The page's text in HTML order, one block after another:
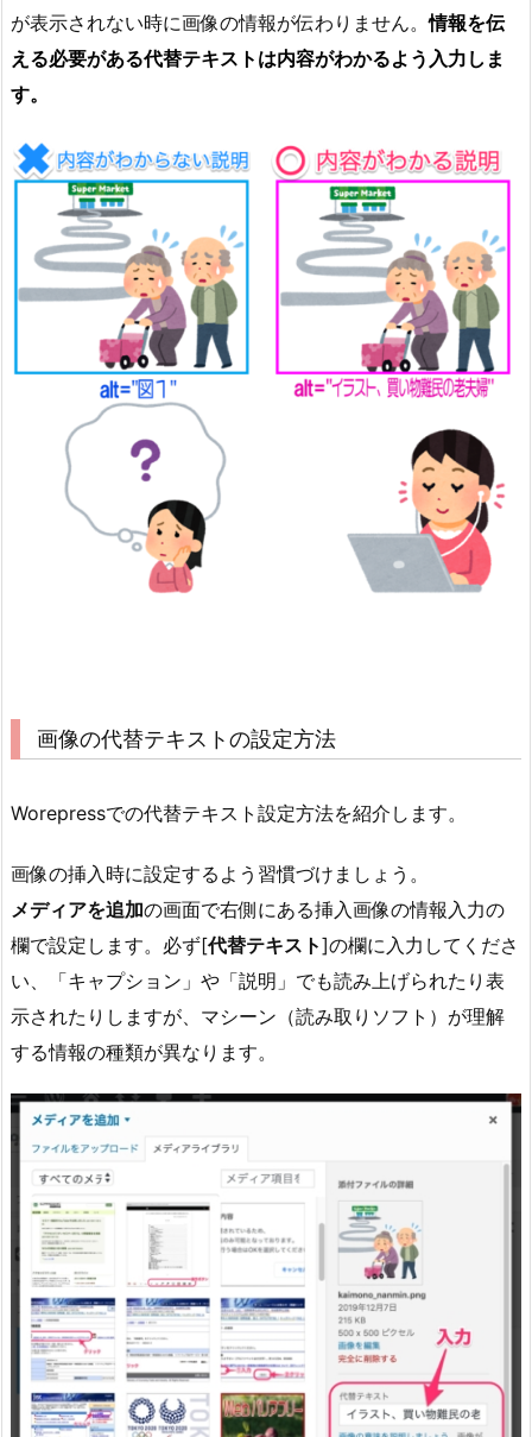
が表示されない時に画像の情報が伝わりません。情報を伝
える必要がある代替テキストは内容がわかるよう入力しま
す。
画像の代替テキストの設定方法
Worepressでの代替テキスト設定方法を紹介します。
画像の挿入時に設定するよう習慣づけましょう。
メディアを追加の画面で右側にある挿入画像の情報入力の
欄で設定します。必ず[代替テキスト]の欄に入力してくださ
い、「キャプション」や「説明」でも読み上げられたり表
示されたりしますが、マシーン（読み取りソフト）が理解
する情報の種類が異なります。